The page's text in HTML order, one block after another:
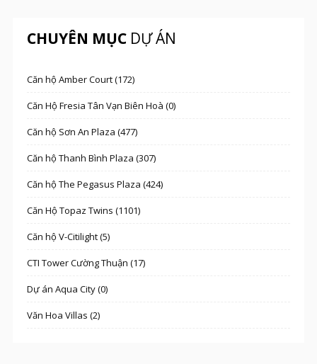
CHUYÊN MỤCDỰ ÁN
Căn hộ Amber Court (172)
Căn Hộ Fresia Tân Vạn Biên Hoà (0)
Căn hộ Sơn An Plaza (477)
Căn hộ Thanh Bình Plaza (307)
Căn hộ The Pegasus Plaza (424)
Căn Hộ Topaz Twins (1101)
Căn hộ V-Citilight (5)
CTI Tower Cường Thuận (17)
Dự án Aqua City (0)
Văn Hoa Villas (2)